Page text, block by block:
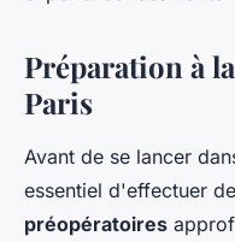
Préparation à
Paris
Avant de se lancer
essentiel d'effectuer
préopératoires